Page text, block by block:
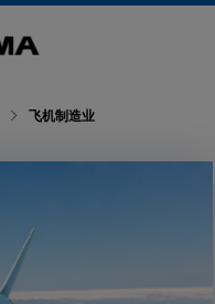
飞机制造业